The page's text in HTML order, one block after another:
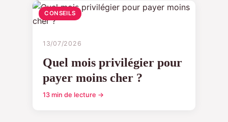
CONSEILS
13/07/2026
Quel mois privilégier pour
payer moins cher ?
13 min de lecture →